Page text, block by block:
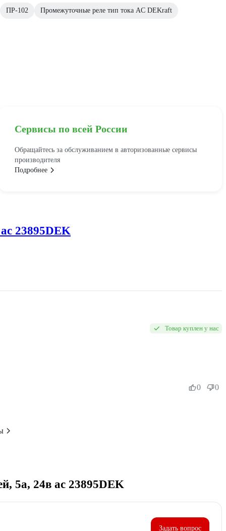
ПР-102 Промежуточные реле тип тока AC DEKraft
Сервисы по всей России
Обращайтесь за обслуживанием в авторизованные сервисы
производителя
Подробнее
23895DEK
Товар куплен у нас
0 0
5а, 24в ac 23895DEK
Задать вопрос